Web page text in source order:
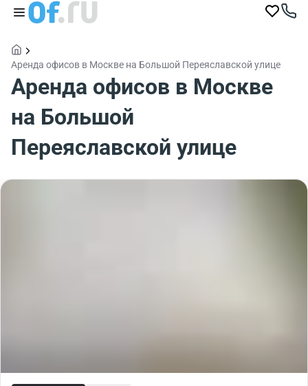
Аренда офисов в Москве на Большой Переяславской улице
Аренда офисов в Москве
на Большой
Переяславской улице